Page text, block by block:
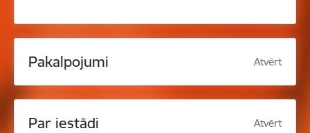
Pakalpojumi Atvērt
Par iestādi Atvērt